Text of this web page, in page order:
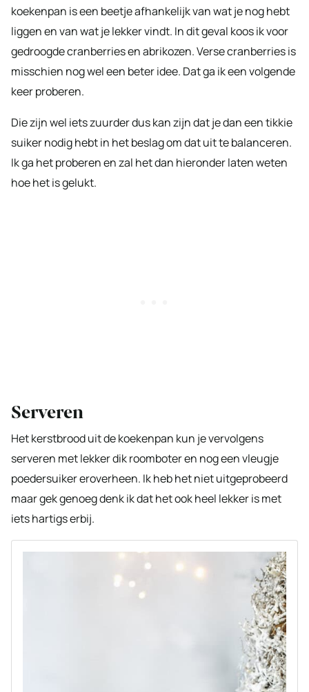
koekenpan is een beetje afhankelijk van wat je nog hebt
liggen en van wat je lekker vindt. In dit geval koos ik voor
gedroogde cranberries en abrikozen. Verse cranberries is
misschien nog wel een beter idee. Dat ga ik een volgende
keer proberen.
Die zijn wel iets zuurder dus kan zijn dat je dan een tikkie
suiker nodig hebt in het beslag om dat uit te balanceren.
Ik ga het proberen en zal het dan hieronder laten weten
hoe het is gelukt.
Serveren
Het kerstbrood uit de koekenpan kun je vervolgens
serveren met lekker dik roomboter en nog een vleugje
poedersuiker eroverheen. Ik heb het niet uitgeprobeerd
maar gek genoeg denk ik dat het ook heel lekker is met
iets hartigs erbij.